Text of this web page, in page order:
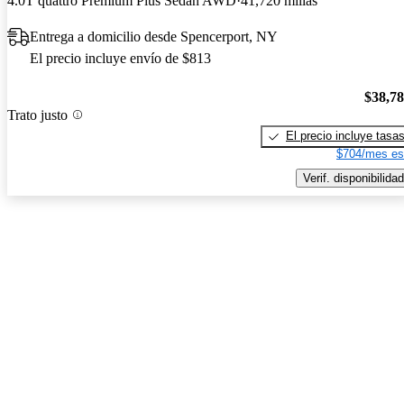
Entrega a domicilio desde Spencerport, NY
El precio incluye envío de $813
Trato justo
El precio incluye tasas
$704/mes
Verif. disponibilidad